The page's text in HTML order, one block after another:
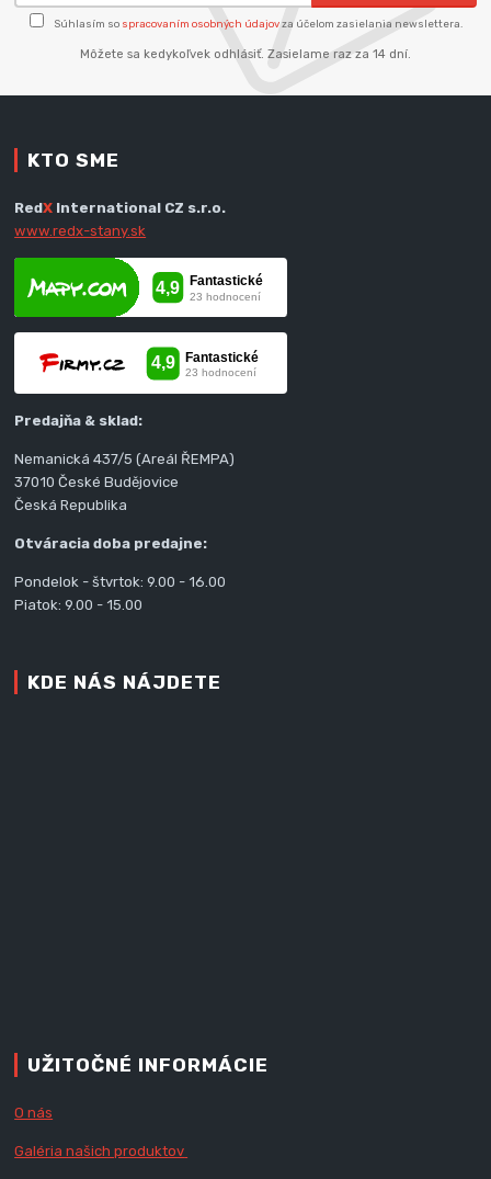
Súhlasím so spracovaním osobných údajovza účelom zasielania newslettera.
Môžete sa kedykoľvek odhlásiť. Zasielame raz za 14 dní.
KTO SME
RedX International CZ s.r.o.
www.redx-stany.sk
Predajňa & sklad:
Nemanická 437/5 (Areál ŘEMPA)
37010 České Budějovice
Česká Republika
Otváracia doba predajne:
Pondelok - štvrtok: 9.00 - 16.00
Piatok: 9.00 - 15.00
KDE NÁS NÁJDETE
UŽITOČNÉ INFORMÁCIE
O nás
Galéria našich produktov